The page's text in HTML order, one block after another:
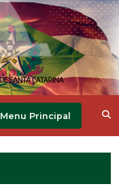
Menu Principal